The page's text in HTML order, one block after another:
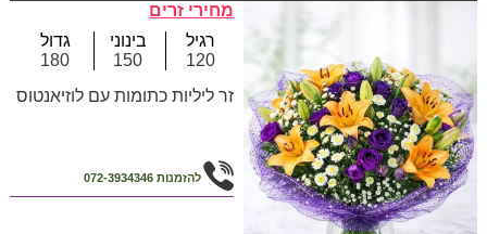
מחירי זרים
רגיל
120
בינוני
150
גדול
180
זר ליליות כתומות עם לוזיאנטוס
להזמנות 072-3934346